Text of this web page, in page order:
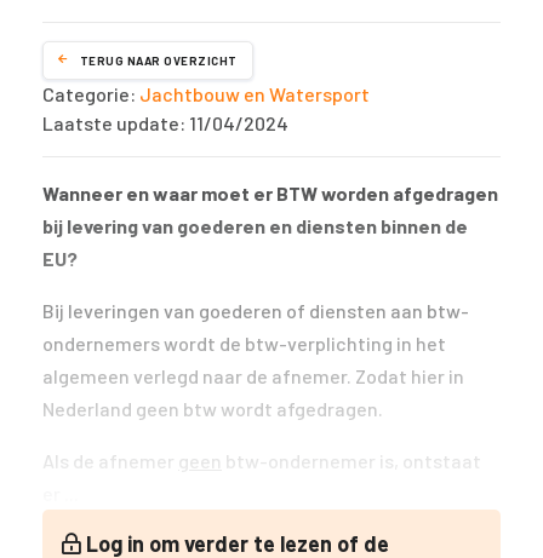
TERUG NAAR OVERZICHT
Categorie: Jachtbouw en Watersport
Laatste update: 11/04/2024
Wanneer en waar moet er BTW worden afgedragen
bij levering van goederen en diensten binnen de
EU?
Bij leveringen van goederen of diensten aan btw-
ondernemers wordt de btw-verplichting in het
algemeen verlegd naar de afnemer. Zodat hier in
Nederland geen btw wordt afgedragen.
Als de afnemer geen btw-ondernemer is, ontstaat
Log in om verder te lezen of de